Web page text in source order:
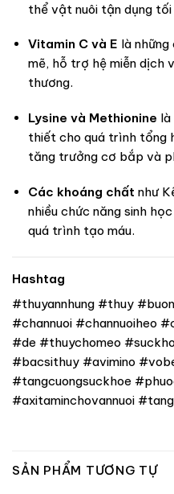
thể vật nuôi tận dụng
Vitamin C và E là
mẽ, hỗ trợ hệ miễn dịch
thương.
Lysine và Methionine là
thiết cho quá trình tổng
tăng trưởng cơ bắp và
Các khoáng chất như
nhiều chức năng sinh
quá trình tạo máu.
Hashtag
#thuyannhung #thuy
#channuoi #channuoiheo
#de #thuychomeo
#bacsithuy #avimino
#tangcuongsuckhoe
#axitaminchovannuoi
SẢN PHẨM TƯƠNG TỰ